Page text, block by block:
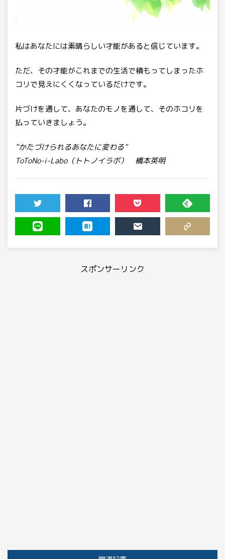
私はあなたには素晴らしい才能があると信じています。
ただ、その才能がこれまでの生活で積もってしまったホ
コリで見えにくくなっているだけです。
片づけを通して、あなたのモノを通して、そのホコリを
払っていきましょう。
”かたづけられるあなたに変わる”
ToToNo-i-Labo（トトノイラボ） 橋本英明
TWEET SHARE POCKET FEEDLY
スポンサーリンク